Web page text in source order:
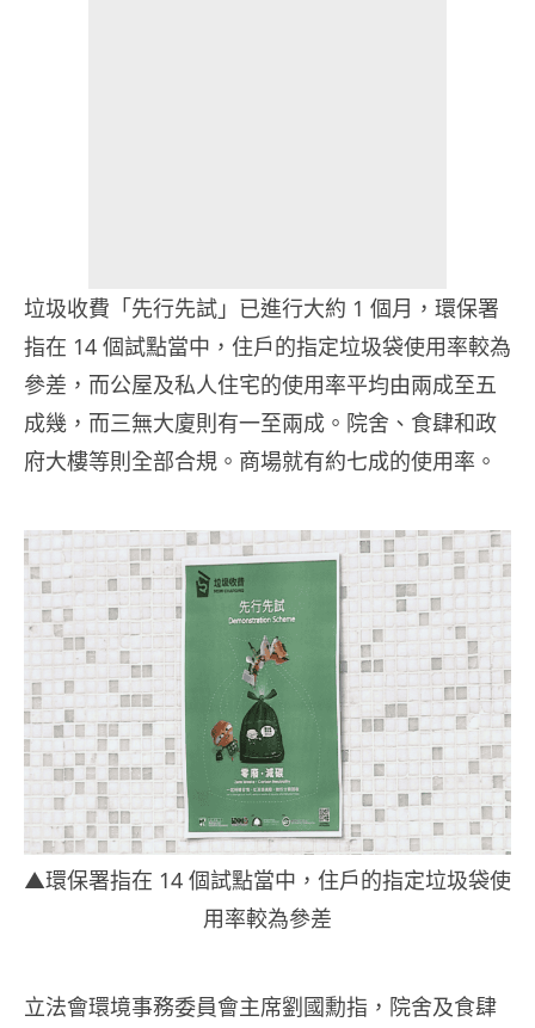
垃圾收費「先行先試」已進行大約 1 個月，環保署
指在 14 個試點當中，住戶的指定垃圾袋使用率較為
參差，而公屋及私人住宅的使用率平均由兩成至五
成幾，而三無大廈則有一至兩成。院舍、食肆和政
府大樓等則全部合規。商場就有約七成的使用率。
▲環保署指在 14 個試點當中，住戶的指定垃圾袋使
用率較為參差
立法會環境事務委員會主席劉國勳指，院舍及食肆